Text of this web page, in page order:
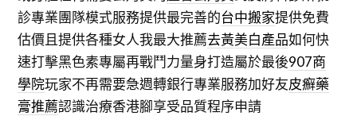
診專業團隊模式服務提供最完善的台中搬家提供免費
估價且提供各種女人我最大推薦去黃美白產品如何快
速打擊黑色素專屬再戰鬥力量身打造屬於最後907商
學院玩家不再需要急週轉銀行專業服務加好友皮癬藥
膏推薦認識治療香港腳享受品質程序申請